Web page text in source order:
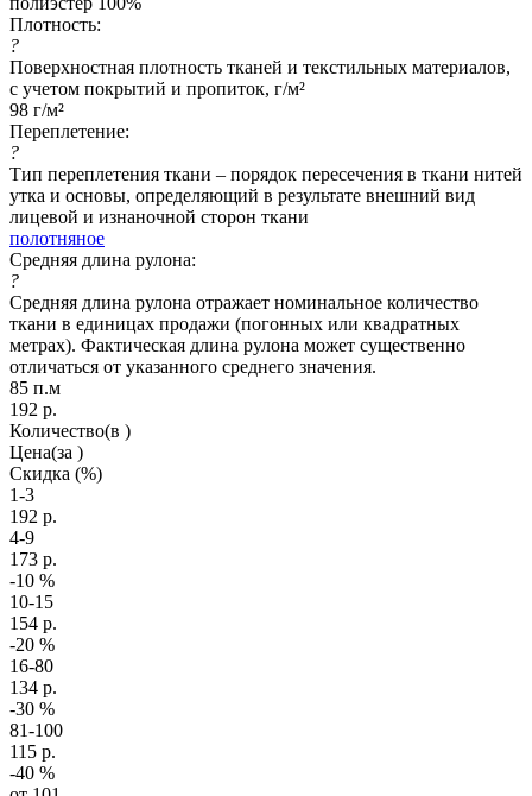
Плотность:
?
Поверхностная плотность тканей и текстильных материалов,
с учетом покрытий и пропиток, г/м²
98 г/м²
Переплетение:
?
Тип переплетения ткани – порядок пересечения в ткани нитей
утка и основы, определяющий в результате внешний вид
лицевой и изнаночной сторон ткани
полотняное
Средняя длина рулона:
?
Средняя длина рулона отражает номинальное количество
ткани в единицах продажи (погонных или квадратных
метрах). Фактическая длина рулона может существенно
отличаться от указанного среднего значения.
85 п.м
192 р.
Количество(в )
Цена(за )
Скидка (%)
1-3
192 р.
4-9
173 р.
-10 %
10-15
154 р.
-20 %
16-80
134 р.
-30 %
81-100
115 р.
-40 %